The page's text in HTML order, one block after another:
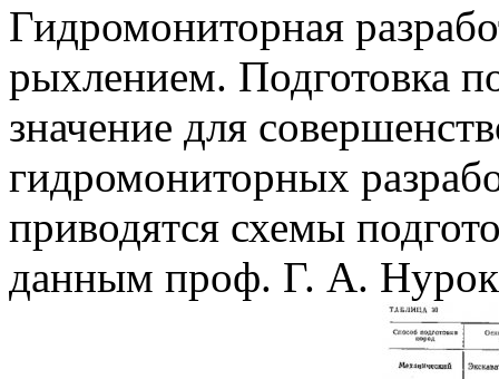
Гидромониторная
рыхлением. Подготовка
значение для
гидромониторных
приводятся схемы
данным проф. Г. А.